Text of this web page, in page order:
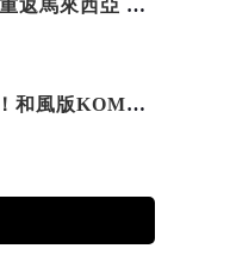
F1睽違九年重返馬來西亞 三大國際賽事打造10月運動旅遊熱潮 賽車、自行車、路跑同週登場
台灣吃不到！和風版KOMEDA咖啡讓你吃遍名古屋在地美食